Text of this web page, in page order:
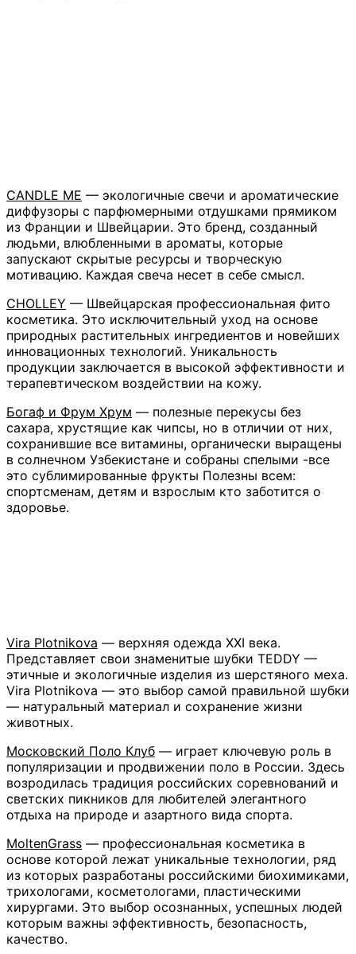
CANDLE ME — экологичные свечи и ароматические
диффузоры с парфюмерными отдушками прямиком
из Франции и Швейцарии. Это бренд, созданный
людьми, влюбленными в ароматы, которые
запускают скрытые ресурсы и творческую
мотивацию. Каждая свеча несет в себе смысл.
CHOLLEY — Швейцарская профессиональная фито
косметика. Это исключительный уход на основе
природных растительных ингредиентов и новейших
инновационных технологий. Уникальность
продукции заключается в высокой эффективности и
терапевтическом воздействии на кожу.
Богаф и Фрум Хрум — полезные перекусы без
сахара, хрустящие как чипсы, но в отличии от них,
сохранившие все витамины, органически выращены
в солнечном Узбекистане и собраны спелыми -все
это сублимированные фрукты Полезны всем:
спортсменам, детям и взрослым кто заботится о
здоровье.
Vira Plotnikova — верхняя одежда XXI века.
Представляет свои знаменитые шубки TEDDY —
этичные и экологичные изделия из шерстяного меха.
Vira Plotnikova — это выбор самой правильной шубки
— натуральный материал и сохранение жизни
животных.
Московский Поло Клуб — играет ключевую роль в
популяризации и продвижении поло в России. Здесь
возродилась традиция российских соревнований и
светских пикников для любителей элегантного
отдыха на природе и азартного вида спорта.
MoltenGrass — профессиональная косметика в
основе которой лежат уникальные технологии, ряд
из которых разработаны российскими биохимиками,
трихологами, косметологами, пластическими
хирургами. Это выбор осознанных, успешных людей
которым важны эффективность, безопасность,
качество.